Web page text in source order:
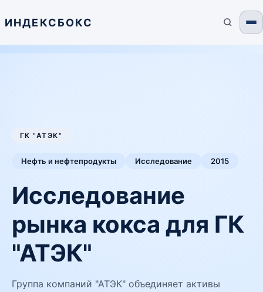
ИНДЕКСБОКС
ГК "АТЭК"
Нефть и нефтепродукты Исследование 2015
Исследование
рынка кокса для ГК
"АТЭК"
Группа компаний "АТЭК" объединяет активы